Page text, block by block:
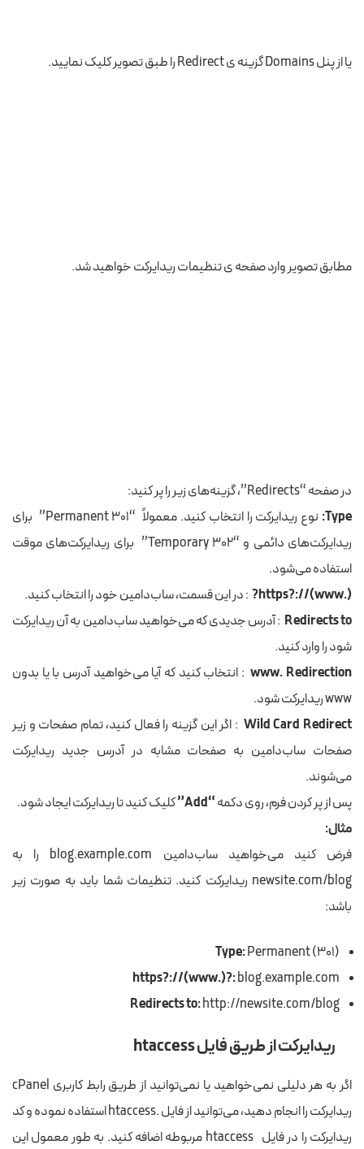
یا از پنل Domains گزینه ی Redirect را طبق تصویر کلیک نمایید.
مطابق تصویر وارد صفحه ی تنظیمات ریدایرکت خواهید شد.
در صفحه “Redirects”، گزینه‌های زیر را پر کنید:
Type:
نوع ریدایرکت را انتخاب کنید. معمولاً “Permanent 301” برای
ریدایرکت‌های دائمی و “Temporary 302” برای ریدایرکت‌های موقت
استفاده می‌شود.
https?://(www.)? : در این قسمت، ساب‌دامین خود را انتخاب کنید.
Redirects to : آدرس جدیدی که می‌خواهید ساب‌دامین به آن ریدایرکت
شود را وارد کنید.
www. Redirection: انتخاب کنید که آیا می‌خواهید آدرس با یا بدون
www ریدایرکت شود.
Wild Card Redirect : اگر این گزینه را فعال کنید، تمام صفحات و زیر
صفحات ساب‌دامین به صفحات مشابه در آدرس جدید ریدایرکت
می‌شوند.
پس از پر کردن فرم، روی دکمه“Add”
کلیک کنید تا ریدایرکت ایجاد شود.
مثال:
فرض کنید می‌خواهید ساب‌دامین blog.example.com را به
newsite.com/blog ریدایرکت کنید. تنظیمات شما باید به صورت زیر
باشد:
Type:Permanent (301)
https?://(www.)?:blog.example.com
Redirects to:http://newsite.com/blog
ریدایرکت از طریق فایل htaccess
اگر به هر دلیلی نمی‌خواهید یا نمی‌توانید از طریق رابط کاربری cPanel
ریدایرکت را انجام دهید، می‌توانید از فایل.htaccess
استفاده نموده و کد
ریدایرکت را در فایل htaccess مربوطه اضافه کنید. به طور معمول این